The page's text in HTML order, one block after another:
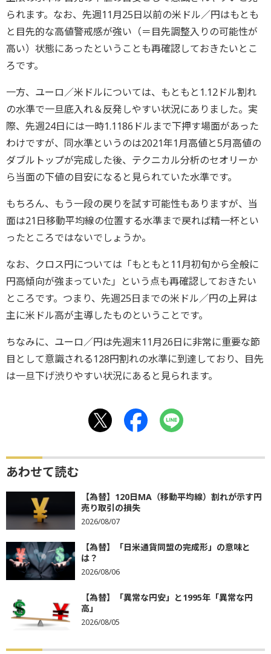
られます。なお、先週11月25日以前の米ドル／円はもとも
と目先的な高値警戒感が強い（＝目先調整入りの可能性が
高い）状態にあったということも再確認しておきたいとこ
ろです。
一方、ユーロ／米ドルについては、もともと1.12ドル割れ
の水準で一旦底入れ＆反発しやすい状況にありました。実
際、先週24日には一時1.1186ドルまで下押す場面があった
わけですが、同水準というのは2021年1月高値と5月高値の
ダブルトップが完成した後、テクニカル分析のセオリーか
ら当面の下値の目安になると見られていた水準です。
もちろん、もう一段の戻りを試す可能性もありますが、当
面は21日移動平均線の位置する水準まで戻れば精一杯とい
ったところではないでしょうか。
なお、クロス円については「もともと11月初旬から全般に
円高傾向が強まっていた」という点も再確認しておきたい
ところです。つまり、先週25日までの米ドル／円の上昇は
主に米ドル高が主導したものということです。
ちなみに、ユーロ／円は先週末11月26日に非常に重要な節
目として意識される128円割れの水準に到達しており、目先
は一旦下げ渋りやすい状況にあると見られます。
あわせて読む
【為替】120日MA（移動平均線）割れが示す円
売り取引の損失
2026/08/07
【為替】「日米通貨同盟の完成形」の意味と
は？
2026/08/06
【為替】「異常な円安」と1995年「異常な円
高」
2026/08/05